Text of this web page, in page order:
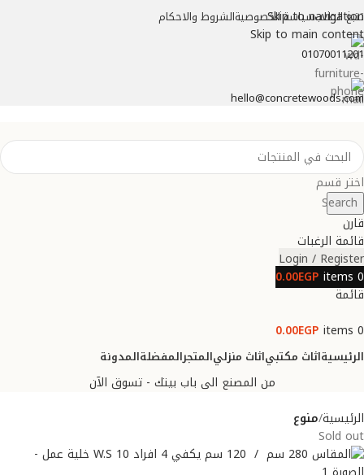
Skip to navigation
Skip to main content
تتبع الطلبسياسة الخصوصيةالشروط والاحكام
01070011201
hello@concretewoods.com
اختر قسم
Search
قارن
قائمة الرغبات
Login / Register
0
items
0.00EGP
قائمة
0
items
0.00EGP
الرئيسيةاثاث مكتبياثاث منزليالمتجرالمفضلةالمدونة
من المصنع الى باب بيتك - تسوق الآن
الرئيسية منوع
Sold out